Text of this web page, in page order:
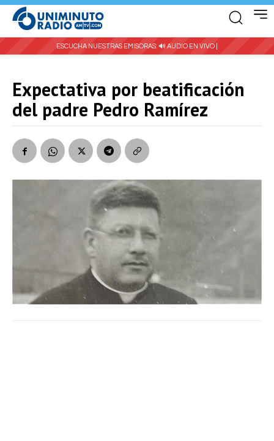
ESCUCHA NUESTRAS EMISORAS: 🔊 AUDIO EN VIVO |
Expectativa por beatificación
del padre Pedro Ramírez